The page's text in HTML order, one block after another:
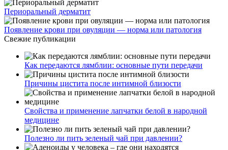
Периоральный дерматит
Появление крови при овуляции — норма или патология
Свежие публикации
Как передаются лямблии: основные пути передачи
Причины цистита после интимной близости
Свойства и применение лапчатки белой в народной
медицине
Полезно ли пить зеленый чай при давлении?